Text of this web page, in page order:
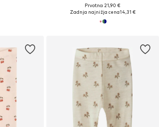
Prvotno: 21,90 €
Zadnja najnižja cena14,31 €